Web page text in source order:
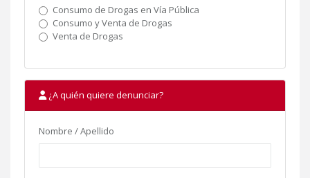
Consumo de Drogas en Vía Pública
Consumo y Venta de Drogas
Venta de Drogas
¿A quién quiere denunciar?
Nombre / Apellido